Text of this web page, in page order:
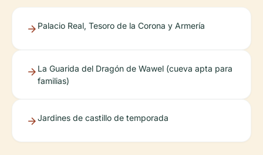
Palacio Real, Tesoro de la Corona y Armería
La Guarida del Dragón de Wawel (cueva apta para
familias)
Jardines de castillo de temporada